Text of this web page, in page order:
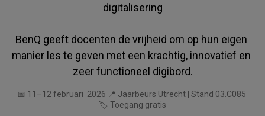
digitalisering
BenQ geeft docenten de vrijheid om op hun eigen
manier les te geven met een krachtig, innovatief en
zeer functioneel digibord.
🏷️ Toegang gratis